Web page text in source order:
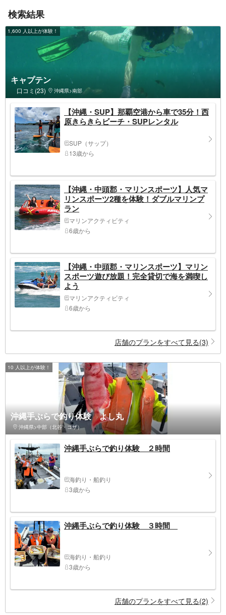
検索結果
1,600 人以上が体験！
キャプテン
口コミ(23) 沖縄県>南部
【沖縄・SUP】那覇空港から車で35分！西
原きらきらビーチ・SUPレンタル
SUP（サップ）
13歳から
【沖縄・中頭郡・マリンスポーツ】人気マ
リンスポーツ2種を体験！ダブルマリンプ
ラン
マリンアクティビティ
6歳から
【沖縄・中頭郡・マリンスポーツ】マリン
スポーツ遊び放題！完全貸切で海を満喫し
よう
マリンアクティビティ
6歳から
店舗のプランをすべて見る(3)
10 人以上が体験！
沖縄手ぶらで釣り体験 よし丸
沖縄県>中部（北谷・コザ）
沖縄手ぶらで釣り体験 ２時間
海釣り・船釣り
3歳から
沖縄手ぶらで釣り体験 ３時間
海釣り・船釣り
3歳から
店舗のプランをすべて見る(2)